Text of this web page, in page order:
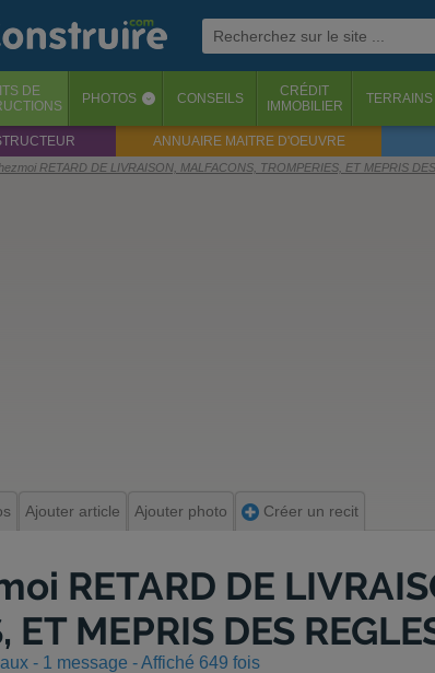
DE
PHOTOS ‹ CONSEILS
CRÉDIT
IMMOBILIER
TERRAINS
ANNUAIRE MAITRE D'OEUVRE
RETARD DE LIVRAISON, MALFACONS, TROMPERIES, ET MEPRIS
Ajouter article Ajouter photo Créer un recit
RETARD DE
ET MEPRIS DES
- 1 message - Affiché 649 fois